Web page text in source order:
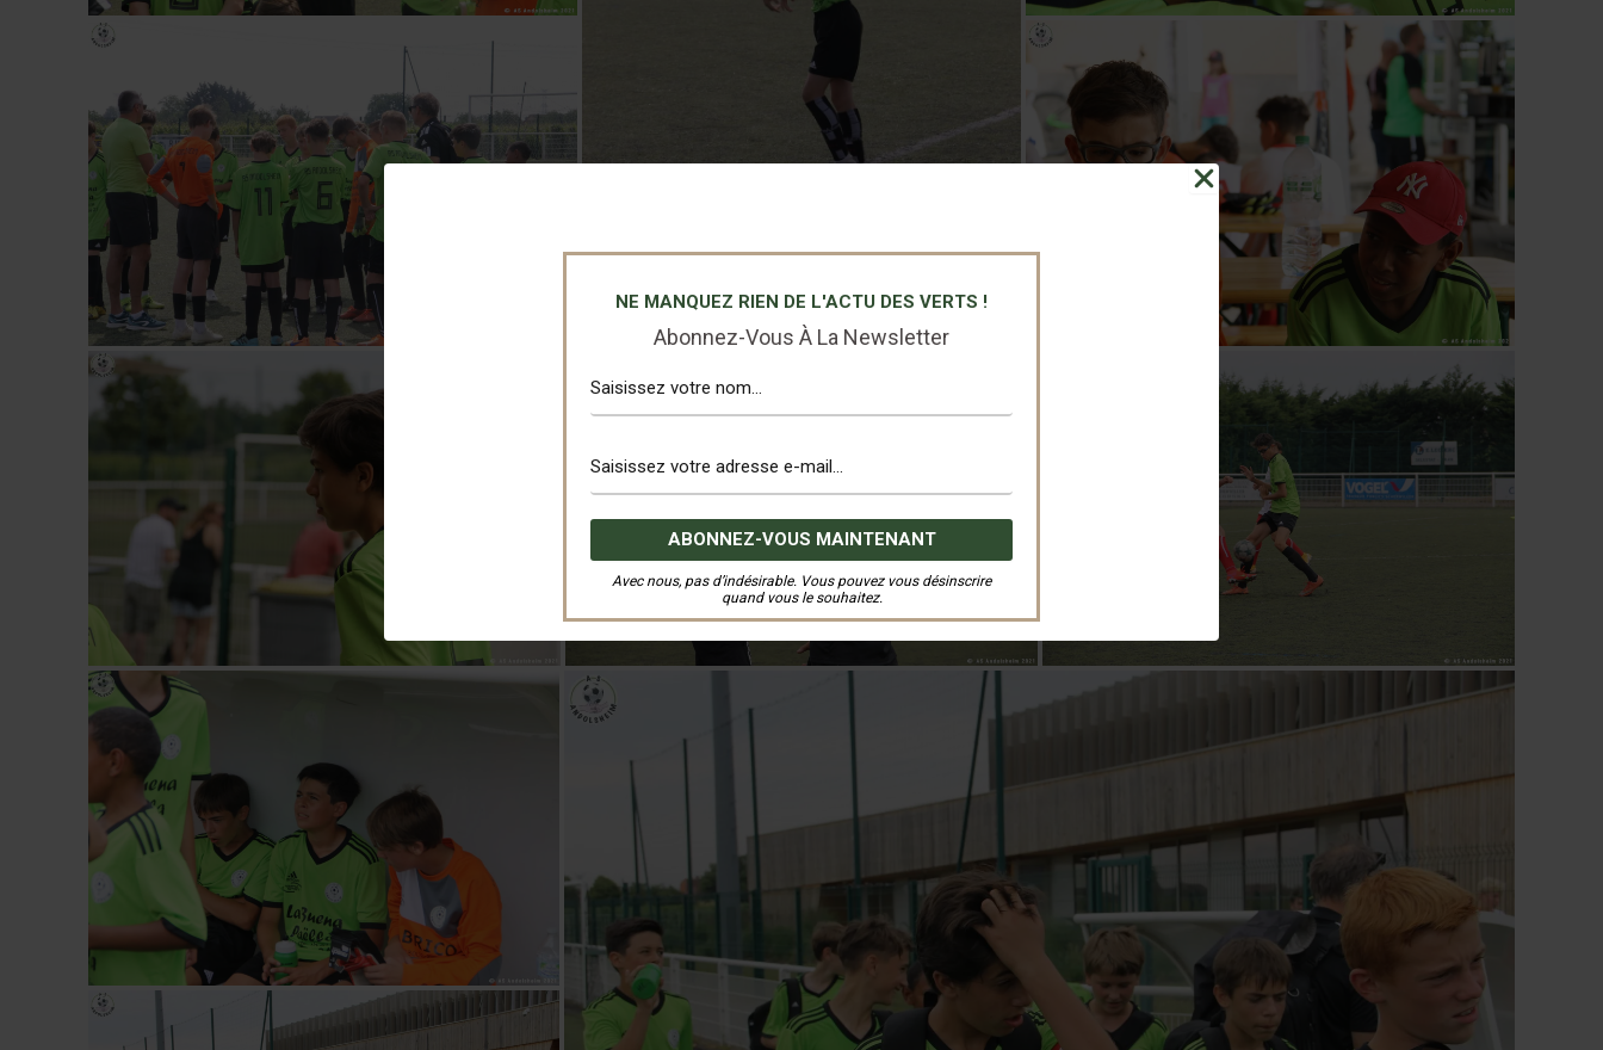
NE MANQUEZ RIEN DE L'ACTU DES VERTS !
Abonnez-Vous À La Newsletter
Avec nous, pas d’indésirable. Vous pouvez vous désinscrire
quand vous le souhaitez.